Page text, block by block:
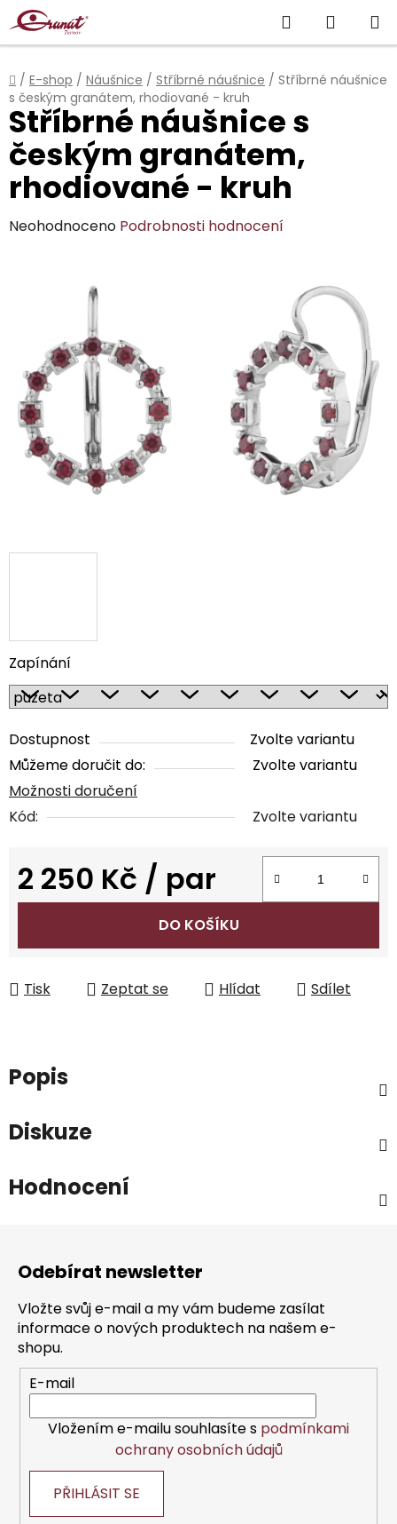
Přejít
na
obsah
Hledat
KOŠÍK
Domů
/ E-shop / Náušnice / Stříbrné náušnice / Stříbrné náušnice
s českým granátem, rhodiované - kruh
Zapínání
Dostupnost
Zvolte variantu
Můžeme doručit do:
Zvolte variantu
Možnosti doručení
Kód:
Zvolte variantu
2 250 Kč / par
Měrná cena:
DO KOŠÍKU
Tisk Zeptat se Hlídat Sdílet
Stříbrné náušnice s
českým granátem,
rhodiované - kruh
Průměrné
hvězdiček.
Neohodnoceno Podrobnosti hodnocení
Popis
Diskuze
Hodnocení
Odebírat newsletter
Vložte svůj e-mail a my vám budeme zasílat
informace o nových produktech na našem e-
shopu.
E-mail
Vložením e-mailu souhlasíte s podmínkami
ochrany osobních údajů
PŘIHLÁSIT SE